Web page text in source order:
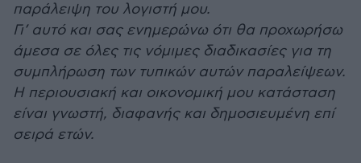
παράλειψη του λογιστή μου.
Γι’ αυτό και σας ενημερώνω ότι θα προχωρήσω
άμεσα σε όλες τις νόμιμες διαδικασίες για τη
συμπλήρωση των τυπικών αυτών παραλείψεων.
Η περιουσιακή και οικονομική μου κατάσταση
είναι γνωστή, διαφανής και δημοσιευμένη επί
σειρά ετών.